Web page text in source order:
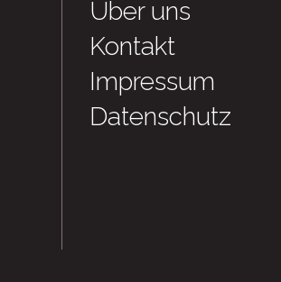
Über uns
Kontakt
Impressum
Datenschutz